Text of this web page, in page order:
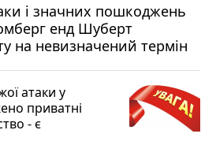
і значних пошкоджень
енд Шуберт
на невизначений термін
атаки у
приватні
- є